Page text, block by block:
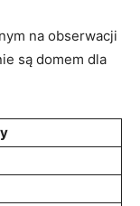
na obserwacji
są domem dla